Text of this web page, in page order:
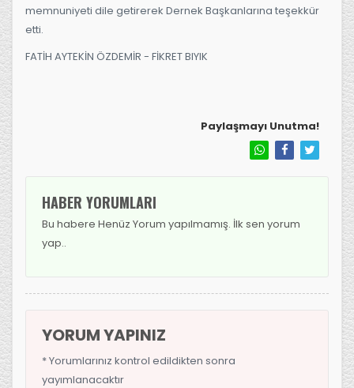
memnuniyeti dile getirerek Dernek Başkanlarına teşekkür
etti.
FATİH AYTEKİN ÖZDEMİR - FİKRET BIYIK
Paylaşmayı Unutma!
HABER YORUMLARI
Bu habere Henüz Yorum yapılmamış. İlk sen yorum
yap..
YORUM YAPINIZ
* Yorumlarınız kontrol edildikten sonra
yayımlanacaktır